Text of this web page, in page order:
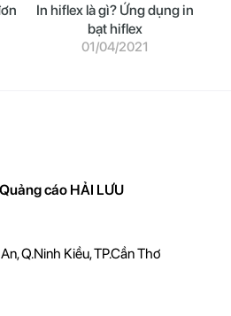
In hiflex là gì? Ứng dụng in
bạt hiflex
01/04/2021
cáo HẢI LƯU
Q.Ninh Kiều, TP.Cần Thơ